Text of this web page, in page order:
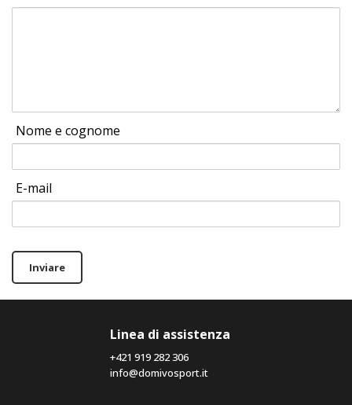
Nome e cognome
E-mail
Inviare
Linea di assistenza
+421 919 282 306
info@domivosport.it